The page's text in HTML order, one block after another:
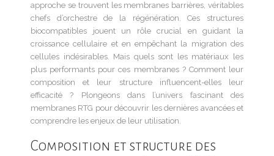
approche se trouvent les membranes barrières, véritables
chefs d’orchestre de la régénération. Ces structures
biocompatibles jouent un rôle crucial en guidant la
croissance cellulaire et en empêchant la migration des
cellules indésirables. Mais quels sont les matériaux les
plus performants pour ces membranes ? Comment leur
composition et leur structure influencent-elles leur
efficacité ? Plongeons dans l’univers fascinant des
membranes RTG pour découvrir les dernières avancées et
comprendre les enjeux de leur utilisation.
Composition et structure des